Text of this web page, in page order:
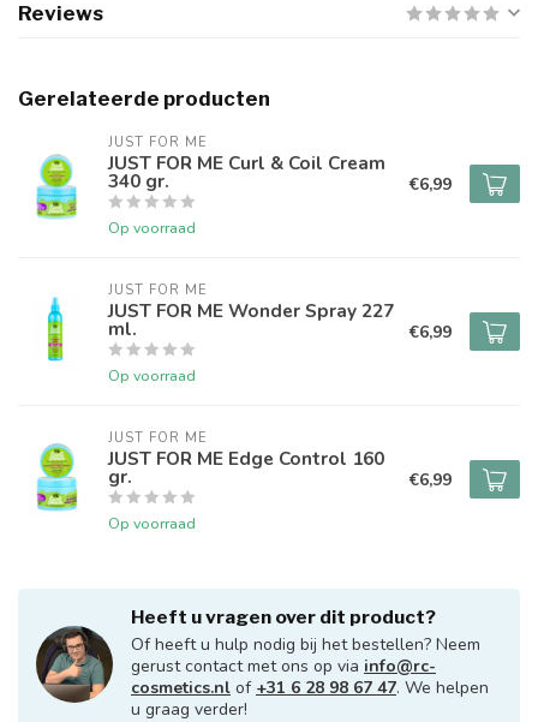
Reviews
Gerelateerde producten
JUST FOR ME
JUST FOR ME Curl & Coil Cream
340 gr.
Op voorraad
€6,99
JUST FOR ME
JUST FOR ME Wonder Spray 227
ml.
Op voorraad
€6,99
JUST FOR ME
JUST FOR ME Edge Control 160
gr.
Op voorraad
€6,99
Heeft u vragen over dit product?
Of heeft u hulp nodig bij het bestellen? Neem
gerust contact met ons op via info@rc-
cosmetics.nl of +31 6 28 98 67 47. We helpen
u graag verder!